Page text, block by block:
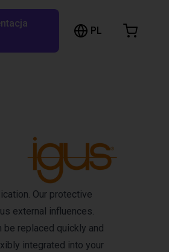
PL
Our protective
external influences.
be replaced quickly and
integrated into your